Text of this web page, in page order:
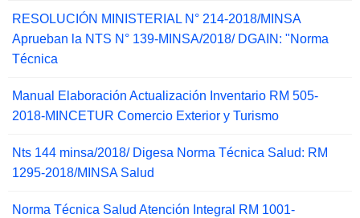
RESOLUCIÓN MINISTERIAL N° 214-2018/MINSA
Aprueban la NTS N° 139-MINSA/2018/ DGAIN: "Norma
Técnica
Manual Elaboración Actualización Inventario RM 505-
2018-MINCETUR Comercio Exterior y Turismo
Nts 144 minsa/2018/ Digesa Norma Técnica Salud: RM
1295-2018/MINSA Salud
Norma Técnica Salud Atención Integral RM 1001-